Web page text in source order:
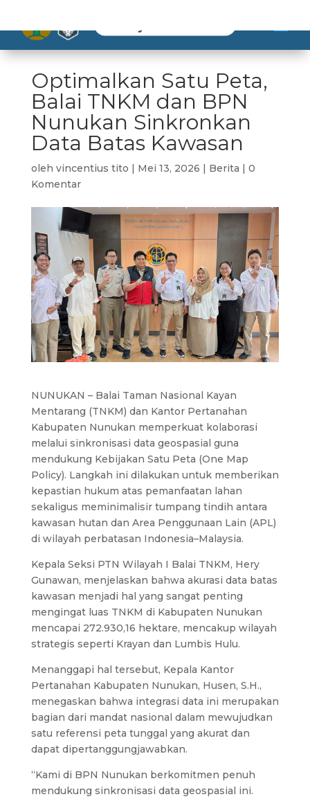
Optimalkan Satu Peta,
Balai TNKM dan BPN
Nunukan Sinkronkan
Data Batas Kawasan
oleh vincentius tito | Mei 13, 2026 | Berita | 0
Komentar
NUNUKAN – Balai Taman Nasional Kayan
Mentarang (TNKM) dan Kantor Pertanahan
Kabupaten Nunukan memperkuat kolaborasi
melalui sinkronisasi data geospasial guna
mendukung Kebijakan Satu Peta (One Map
Policy). Langkah ini dilakukan untuk memberikan
kepastian hukum atas pemanfaatan lahan
sekaligus meminimalisir tumpang tindih antara
kawasan hutan dan Area Penggunaan Lain (APL)
di wilayah perbatasan Indonesia–Malaysia.
Kepala Seksi PTN Wilayah I Balai TNKM, Hery
Gunawan, menjelaskan bahwa akurasi data batas
kawasan menjadi hal yang sangat penting
mengingat luas TNKM di Kabupaten Nunukan
mencapai 272.930,16 hektare, mencakup wilayah
strategis seperti Krayan dan Lumbis Hulu.
Menanggapi hal tersebut, Kepala Kantor
Pertanahan Kabupaten Nunukan, Husen, S.H.,
menegaskan bahwa integrasi data ini merupakan
bagian dari mandat nasional dalam mewujudkan
satu referensi peta tunggal yang akurat dan
dapat dipertanggungjawabkan.
“Kami di BPN Nunukan berkomitmen penuh
mendukung sinkronisasi data geospasial ini.